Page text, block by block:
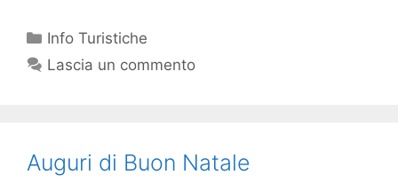
Info Turistiche
Lascia un commento
Auguri di Buon Natale